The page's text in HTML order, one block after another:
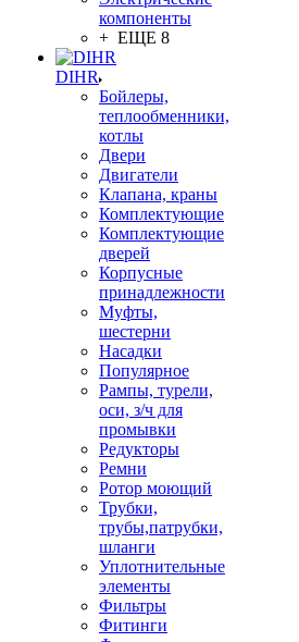
компоненты
+ ЕЩЕ 8
DIHR
Бойлеры,
теплообменники,
котлы
Двери
Двигатели
Клапана, краны
Комплектующие
Комплектующие
дверей
Корпусные
принадлежности
Муфты,
шестерни
Насадки
Популярное
Рампы, турели,
оси, з/ч для
промывки
Редукторы
Ремни
Ротор моющий
Трубки,
трубы,патрубки,
шланги
Уплотнительные
элементы
Фильтры
Фитинги